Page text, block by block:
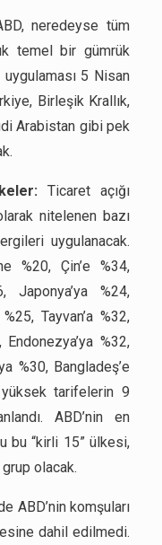
neredeyse tüm
temel bir gümrük
5 Nisan
Birleşik Krallık,
Arabistan gibi pek
Ticaret açığı
nitelenen bazı
uygulanacak.
%20, Çin’e %34,
Japonya’ya %24,
Tayvan’a %32,
%32,
%30, Bangladeş’e
tarifelerin 9
ABD’nin en
bu “kirli 15” ülkesi,
olacak.
ABD’nin komşuları
dahil edilmedi.